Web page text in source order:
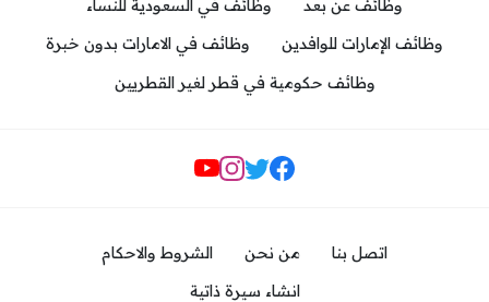
وظائف عن بعد
وظائف في السعودية للنساء
وظائف الإمارات للوافدين
وظائف في الامارات بدون خبرة
وظائف حكومية في قطر لغير القطريين
مواقع التواصل
اتصل بنا من نحن
الشروط والاحكام
انشاء سيرة ذاتية